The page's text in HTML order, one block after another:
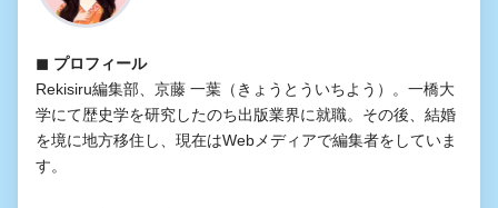
◼︎ プロフィール
Rekisiru編集部、京藤 一葉（きょうとういちよう）。一橋大
学にて歴史学を研究したのち出版業界に就職。その後、結婚
を境に地方移住し、現在はWebメディアで編集者をしていま
す。